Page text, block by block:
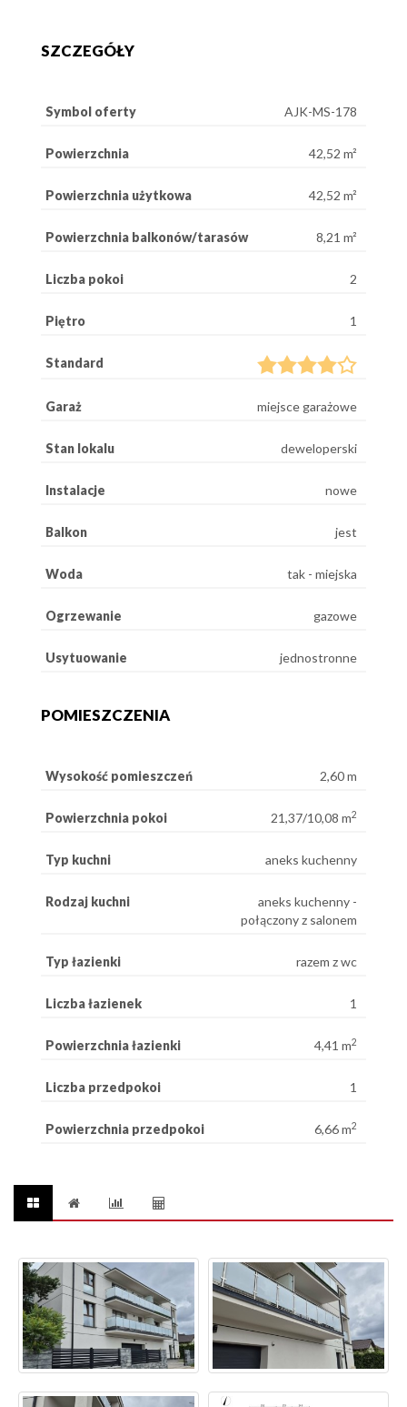
SZCZEGÓŁY
Symbol oferty AJK-MS-178
Powierzchnia 42,52 m²
Powierzchnia użytkowa 42,52 m²
Powierzchnia balkonów/tarasów 8,21 m²
Liczba pokoi 2
Piętro 1
Standard
Garaż miejsce garażowe
Stan lokalu deweloperski
Instalacje nowe
Balkon jest
Woda tak - miejska
Ogrzewanie gazowe
Usytuowanie jednostronne
POMIESZCZENIA
Wysokość pomieszczeń 2,60 m
Powierzchnia pokoi 21,37/10,08 m2
Typ kuchni aneks kuchenny
Rodzaj kuchni
aneks kuchenny -
połączony z salonem
Typ łazienki razem z wc
Liczba łazienek 1
Powierzchnia łazienki 4,41 m2
Liczba przedpokoi 1
Powierzchnia przedpokoi 6,66 m2